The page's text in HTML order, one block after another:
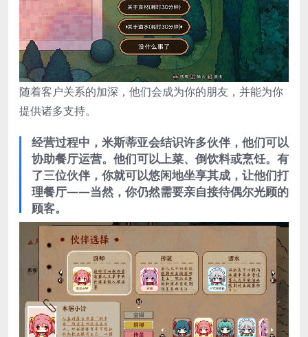
随着客户关系的加深，他们会成为你的朋友，并能为你
提供诸多支持。
经营过程中，米斯蒂亚会结识许多伙伴，他们可以
协助餐厅运营。他们可以上菜、倒饮料或烹饪。有
了三位伙伴，你就可以悠闲地坐享其成，让他们打
理餐厅——当然，你仍然需要亲自接待偶尔光顾的
顾客。